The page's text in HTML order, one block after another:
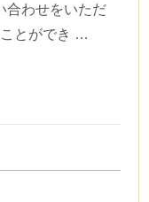
合わせをいただ
とができ …